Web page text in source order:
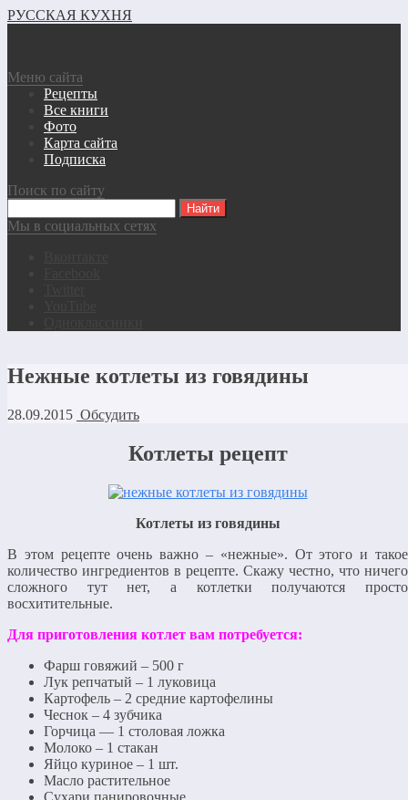
РУССКАЯ КУХНЯ
Меню сайта
Рецепты
Все книги
Фото
Карта сайта
Подписка
Поиск по сайту
Мы в социальных сетях
Нежные котлеты из говядины
28.09.2015 Обсудить
Котлеты рецепт
Котлеты из говядины
В этом рецепте очень важно – «нежные». От этого и такое
количество ингредиентов в рецепте. Скажу честно, что ничего
сложного тут нет, а котлетки получаются просто
восхитительные.
Для приготовления котлет вам потребуется:
Фарш говяжий – 500 г
Лук репчатый – 1 луковица
Картофель – 2 средние картофелины
Чеснок – 4 зубчика
Горчица — 1 столовая ложка
Молоко – 1 стакан
Яйцо куриное – 1 шт.
Масло растительное
Сухари панировочные